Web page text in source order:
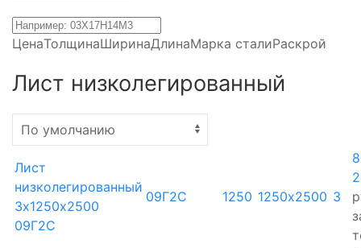
ЦенаТолщинаШиринаДлинаМарка сталиРаскрой
Лист низколегированный
Лист
низколегированный
3х1250х2500
09Г2С
09Г2С 1250 1250х2500 3